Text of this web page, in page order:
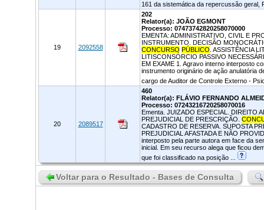
161 da sistemática da repercussão geral,
19 2092558
202
Relator(a): JOÃO EGMONT
Processo: 07473742820258070000
EMENTA: ADMINISTRATIVO, CIVIL E
INSTRUMENTO. DECISÃO
CONCURSO PÚBLICO . ASSISTÊNCIA
LITISCONSÓRCIO PASSIVO
EM EXAME 1. Agravo interno interposto
instrumento originário de ação anulatória
cargo de Auditor de Controle Externo -
20 2089517
460
Relator(a): FLÁVIO FERNANDO
Processo: 07243216720258070016
Ementa. JUIZADO ESPECIAL. DIREITO
PREJUDICIAL DE PRESCRIÇÃO.
CADASTRO DE RESERVA. SUPOSTA
PREJUDICIAL AFASTADA E NÃO
interposto pela parte autora em face da
inicial. Em seu recurso alega que ficou
que foi classificado na posição ...
Voltar para o Resultado - Bases de Consulta